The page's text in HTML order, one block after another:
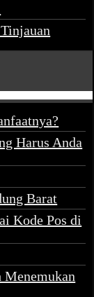
Harus Anda
Barat
Kode Pos di
Menemukan